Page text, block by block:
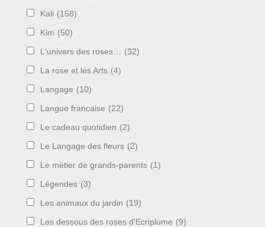
Kali (158)
Kim (50)
L'univers des roses… (32)
La rose et les Arts (4)
Langage (10)
Langue francaise (22)
Le cadeau quotidien (2)
Le Langage des fleurs (2)
Le métier de grands-parents (1)
Légendes (3)
Les animaux du jardin (19)
Les dessous des roses d'Ecriplume (9)